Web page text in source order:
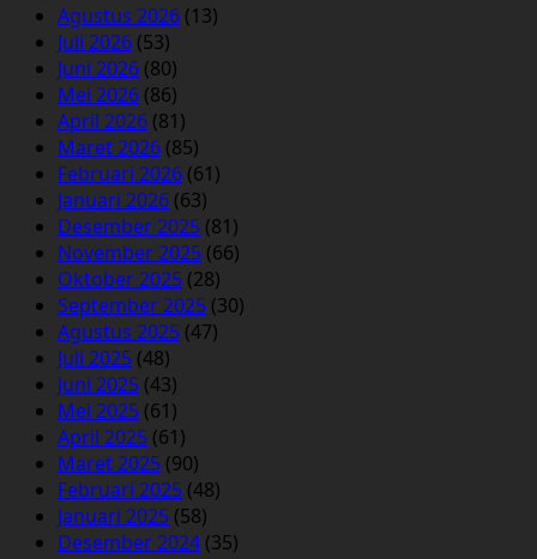
Agustus 2026 (13)
Juli 2026 (53)
Juni 2026 (80)
Mei 2026 (86)
April 2026 (81)
Maret 2026 (85)
Februari 2026 (61)
Januari 2026 (63)
Desember 2025 (81)
November 2025 (66)
Oktober 2025 (28)
September 2025 (30)
Agustus 2025 (47)
Juli 2025 (48)
Juni 2025 (43)
Mei 2025 (61)
April 2025 (61)
Maret 2025 (90)
Februari 2025 (48)
Januari 2025 (58)
Desember 2024 (35)